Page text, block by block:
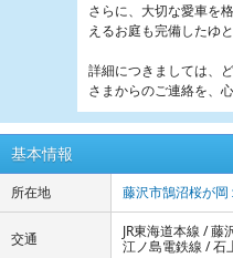
さらに、大切な愛車を
えるお庭も完備したゆと
詳細につきましては、
さまからのご連絡を、
基本情報
所在地 藤沢市鵠沼桜が岡
交通
JR東海道本線 / 藤
江ノ島電鉄線 / 石